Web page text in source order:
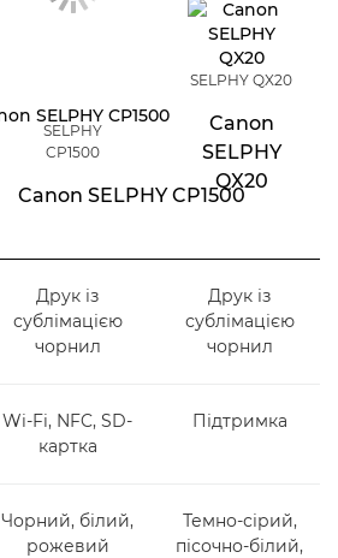
SELPHY
CP1500
Canon SELPHY CP1500
SELPHY QX20
Canon
SELPHY
QX20
Друк із
сублімацією
чорнил
Друк із
сублімацією
чорнил
Wi-Fi, NFC, SD-
картка
Підтримка
Чорний, білий,
рожевий
Темно-сірий,
пісочно-білий,